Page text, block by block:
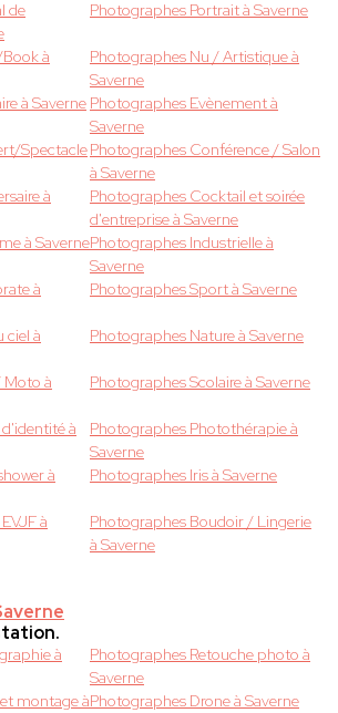
de
Photographes Portrait à Saverne
à
Photographes Nu / Artistique à
Saverne
à Saverne Photographes Evènement à
Saverne
SpectaclePhotographes Conférence / Salon
à Saverne
à
Photographes Cocktail et soirée
d'entreprise à Saverne
à SavernePhotographes Industrielle à
Saverne
à
Photographes Sport à Saverne
ciel à
Photographes Nature à Saverne
à
Photographes Scolaire à Saverne
à
Photographes Photothérapie à
Saverne
à
Photographes Iris à Saverne
à
Photographes Boudoir / Lingerie
à Saverne
à
Photographes Retouche photo à
Saverne
montage àPhotographes Drone à Saverne